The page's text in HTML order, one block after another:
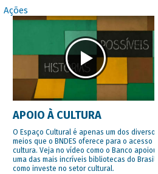
Ações
APOIO À CULTURA
O Espaço Cultural é apenas um dos diversos
meios que o BNDES oferece para o acesso à
cultura. Veja no vídeo como o Banco apoiou
uma das mais incríveis bibliotecas do Brasil e
como investe no setor cultural.